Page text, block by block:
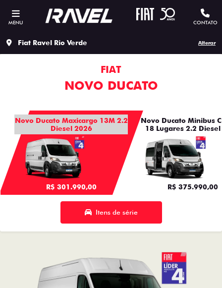
MENU CONTATO
Fiat Ravel Rio Verde Alterar
FIAT
NOVO DUCATO
Novo Ducato Maxicargo 13M 2.2
Diesel 2026
R$ 301.990,00
Novo Ducato Minibus
18 Lugares 2.2
R$ 375.990,00
Itens de série